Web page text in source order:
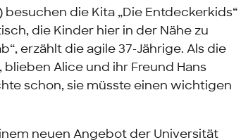
besuchen die Kita „Die Entdeckerkids“
die Kinder hier in der Nähe zu
erzählt die agile 37-Jährige. Als die
Alice und ihr Freund Hans
schon, sie müsste einen wichtigen
neuen Angebot der Universität